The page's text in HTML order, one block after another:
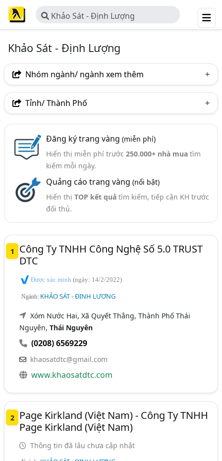
Khảo Sát - Định Lượng
Khảo Sát - Định Lượng
Nhóm ngành/ ngành xem thêm
Ngành nghề
Tỉnh/ Thành Phố
Đăng ký trang vàng (miễn phí)
Hiển thị miễn phí trước 250.000+ nhà muatìm
kiếm mỗi ngày.
Quảng cáo trang vàng (nổi bật)
Hiển thị TOP kết quảtìm kiếm, tiếp cận KH trước
đối thủ.
1
Công Ty TNHH Công Nghệ Số 5.0 TRUST
DTC
Được xác minh(ngày: 14/2/2022)
Ngành: KHẢO SÁT - ĐỊNH LƯỢNG
Xóm Nước Hai, Xã Quyết Thắng, Thành Phố Thái
Nguyên,Thái Nguyên
(0208) 6569229
khaosatdtc@gmail.com
www.khaosatdtc.com
2
Page Kirkland (Việt Nam) - Công Ty TNHH
Page Kirkland (Việt Nam)
Thông tin đã lâu chưa cập nhật